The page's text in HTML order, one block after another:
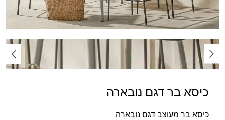
כיסא בר דגם נובארה
כיסא בר מעוצב דגם נובארה.